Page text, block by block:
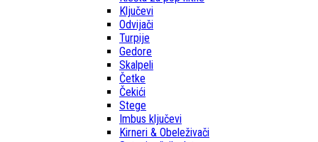
Ključevi
Odvijači
Turpije
Gedore
Skalpeli
Četke
Čekići
Stege
Imbus ključevi
Kirneri & Obeleživači